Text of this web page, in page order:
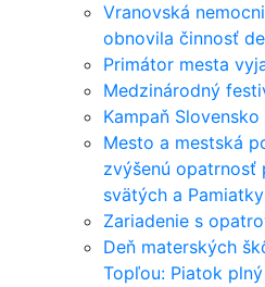
Vranovská
obnovila činnosť
Primátor mesta
Medzinárodný
Kampaň
Mesto a mestská
zvýšenú opatrnosť
svätých a
Zariadenie s
Deň materských
Topľou: Piatok